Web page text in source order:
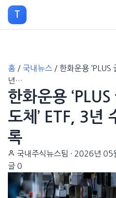
T
홈 / 국내뉴스 / 한화운용 ‘PLUS
년…
한화운용
도체’ ETF, 3년
록
국내주식뉴스팀 · 2026년 05
글 0